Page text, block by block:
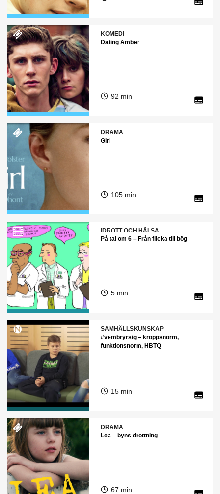
KOMEDI
Dating Amber
92 min
DRAMA
Girl
105 min
IDROTT OCH HÄLSA
På tal om 6 – Från flicka till bög
5 min
SAMHÄLLSKUNSKAP
#vembryrsig – kroppsnorm,
funktionsnorm, HBTQ
15 min
DRAMA
Lea – byns drottning
67 min